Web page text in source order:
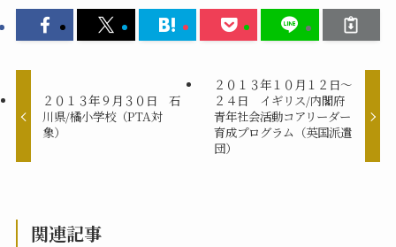
２０１３年９月３０日 石
川県/橘小学校（PTA対
象）
２０１３年１０月１２日～
２４日 イギリス/内閣府
青年社会活動コアリーダー
育成プログラム（英国派遣
団）
関連記事